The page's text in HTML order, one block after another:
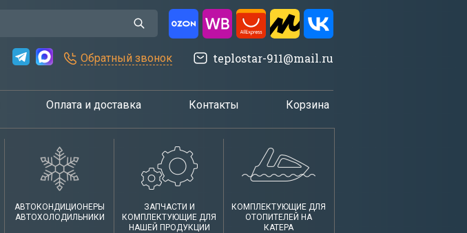
Обратный звонок teplostar-911@mail.ru
Оплата и доставка Контакты Корзина
АВТОКОНДИЦИОНЕРЫ
АВТОХОЛОДИЛЬНИКИ
ЗАПЧАСТИ И
КОМПЛЕКТУЮЩИЕ ДЛЯ
НАШЕЙ ПРОДУКЦИИ
КОМПЛЕКТУЮЩИЕ ДЛЯ
ОТОПИТЕЛЕЙ НА
КАТЕРА